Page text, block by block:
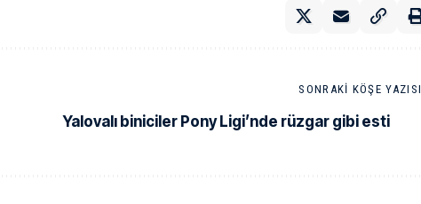
SONRAKI KÖŞE YAZISI
Yalovalı biniciler Pony Ligi’nde rüzgar gibi esti